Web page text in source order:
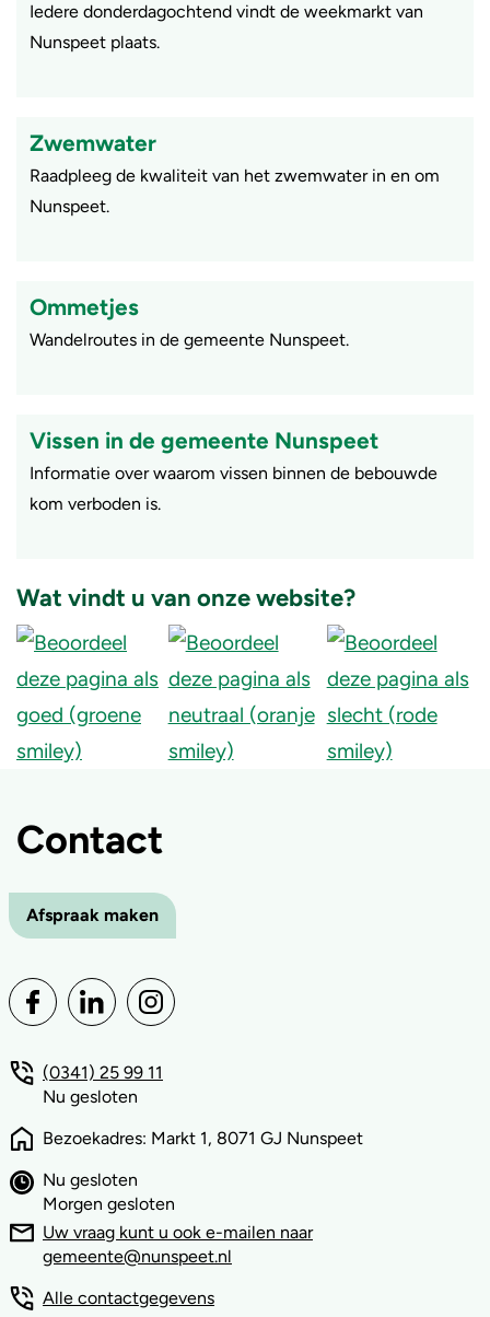
Iedere donderdagochtend vindt de weekmarkt van
Nunspeet plaats.
Zwemwater
Raadpleeg de kwaliteit van het zwemwater in en om
Nunspeet.
Ommetjes
Wandelroutes in de gemeente Nunspeet.
Vissen in de gemeente Nunspeet
Informatie over waarom vissen binnen de bebouwde
kom verboden is.
Wat vindt u van onze website?
Contact
Afspraak maken
(0341) 25 99 11
Nu gesloten
Bezoekadres: Markt 1, 8071 GJ Nunspeet
Nu gesloten
Morgen gesloten
Uw vraag kunt u ook e-mailen naar
gemeente@nunspeet.nl
Alle contactgegevens